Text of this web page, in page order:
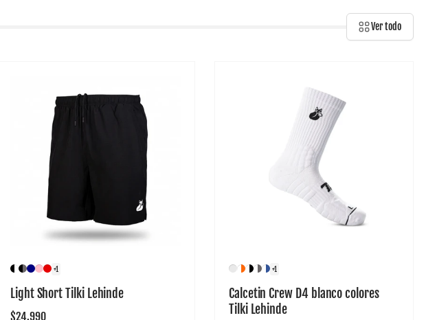
Ver todo
Light Short Tilki Lehinde
Precio
$24.990
+1
Calcetin Crew D4 blanco colores
Tilki Lehinde
+1